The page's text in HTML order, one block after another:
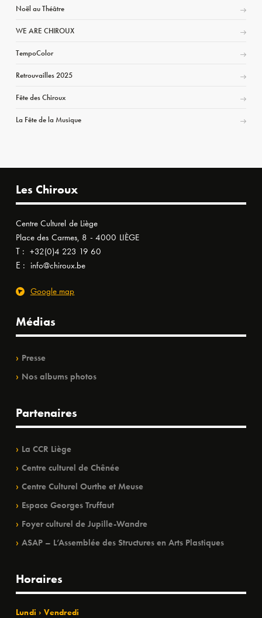
Noël au Théâtre
WE ARE CHIROUX
TempoColor
Retrouvailles 2025
Fête des Chiroux
La Fête de la Musique
Les Chiroux
Centre Culturel de Liège
Place des Carmes, 8 - 4000 LIÈGE
T : +32(0)4 223 19 60
E : info@chiroux.be
Google map
Médias
Presse
Nos albums photos
Partenaires
La CCR Liège
Centre culturel de Chênée
Centre Culturel Ourthe et Meuse
Espace Georges Truffaut
Foyer culturel de Jupille-Wandre
ASAP – L’Assemblée des Structures en Arts Plastiques
Horaires
Lundi › Vendredi